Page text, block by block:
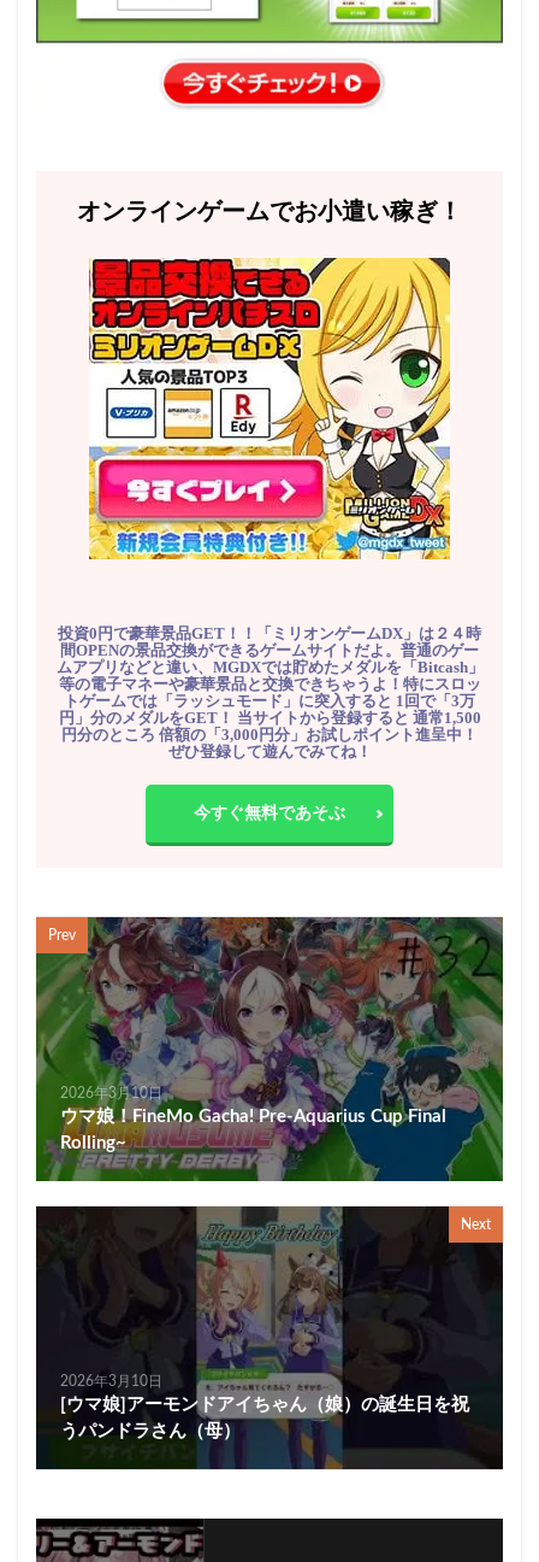
オンラインゲームでお小遣い稼ぎ！
投資0円で豪華景品GET！！「ミリオンゲームDX」は２４時
間OPENの景品交換ができるゲームサイトだよ。普通のゲー
ムアプリなどと違い、MGDXでは貯めたメダルを「Bitcash」
等の電子マネーや豪華景品と交換できちゃうよ！特にスロッ
トゲームでは「ラッシュモード」に突入すると 1回で「3万
円」分のメダルをGET！ 当サイトから登録すると 通常1,500
円分のところ 倍額の「3,000円分」お試しポイント進呈中！
ぜひ登録して遊んでみてね！
今すぐ無料であそぶ
Prev
2026年3月10日
ウマ娘！FineMo Gacha! Pre-Aquarius Cup Final
Rolling~
Next
2026年3月10日
[ウマ娘]アーモンドアイちゃん（娘）の誕生日を祝
うパンドラさん（母）